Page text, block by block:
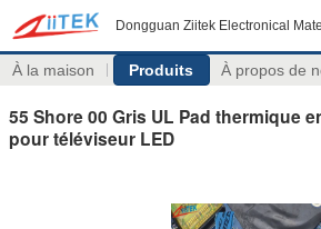
Dongguan Ziitek Electronical
À la maison Produits À propos de
55 Shore 00 Gris UL Pad thermique
pour téléviseur LED